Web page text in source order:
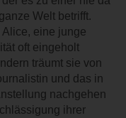
Welt betrifft.
eine junge
oft eingeholt
träumt sie von
und das in
nachgehen
ihrer